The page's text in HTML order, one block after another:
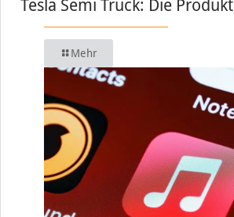
Tesla Semi Truck: Die
Mehr